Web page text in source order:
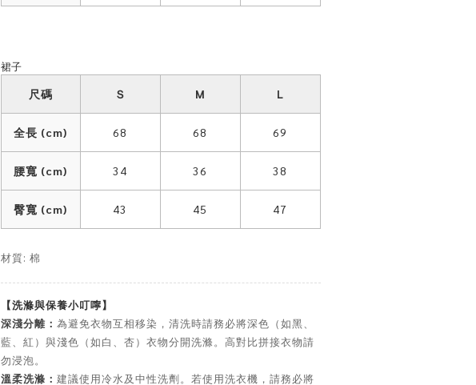
裙子
尺碼 Ｓ M L
全長 (cm) 68 68 69
腰寬 (cm) 34 36 38
臀寬 (cm) 43 45 47
材質: 棉
【洗滌與保養小叮嚀】
深淺分離： 為避免衣物互相移染，清洗時請務必將深色（如黑、
藍、紅）與淺色（如白、杏）衣物分開洗滌。高對比拼接衣物請
勿浸泡。
溫柔洗滌： 建議使用冷水及中性洗劑。若使用洗衣機，請務必將